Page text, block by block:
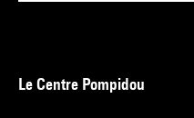
Le Centre Pompidou